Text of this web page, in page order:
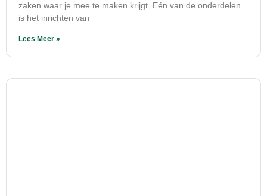
zaken waar je mee te maken krijgt. Eén van de onderdelen
is het inrichten van
Lees Meer »